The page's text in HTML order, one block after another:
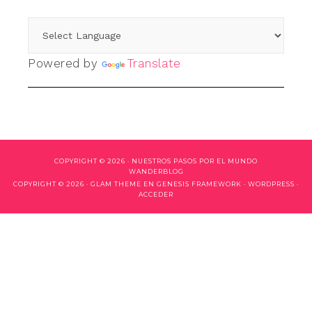
Powered by Translate
COPYRIGHT © 2026 · NUESTROS PASOS POR EL MUNDO
WANDERBLOG
COPYRIGHT © 2026 · GLAM THEME EN GENESIS FRAMEWORK · WORDPRESS ·
ACCEDER